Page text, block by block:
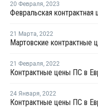
20 Февраля, 2023
21 Марта, 2022
21 Февраля, 2022
Контрактные цены ПС в
24 Января, 2022
Контрактные цены ПС в